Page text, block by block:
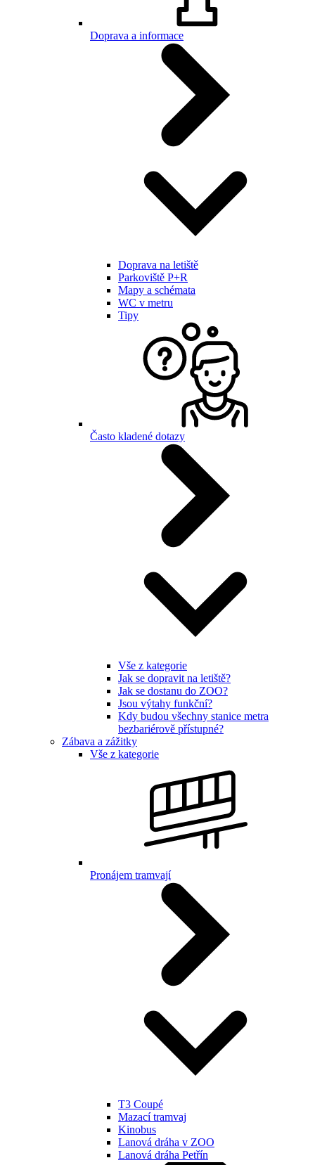
Doprava a informace
Doprava na letiště
Parkoviště P+R
Mapy a schémata
WC v metru
Tipy
Často kladené dotazy
Vše z kategorie
Jak se dopravit na letiště?
Jak se dostanu do ZOO?
Jsou výtahy funkční?
Kdy budou všechny stanice metra
bezbariérově přístupné?
Zábava a zážitky
Vše z kategorie
Pronájem tramvají
T3 Coupé
Mazací tramvaj
Kinobus
Lanová dráha v ZOO
Lanová dráha Petřín